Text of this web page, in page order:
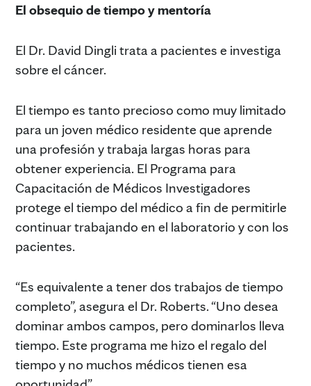
El obsequio de tiempo y mentoría
El Dr. David Dingli trata a pacientes e investiga
sobre el cáncer.
El tiempo es tanto precioso como muy limitado
para un joven médico residente que aprende
una profesión y trabaja largas horas para
obtener experiencia. El Programa para
Capacitación de Médicos Investigadores
protege el tiempo del médico a fin de permitirle
continuar trabajando en el laboratorio y con los
pacientes.
“Es equivalente a tener dos trabajos de tiempo
completo”, asegura el Dr. Roberts. “Uno desea
dominar ambos campos, pero dominarlos lleva
tiempo. Este programa me hizo el regalo del
tiempo y no muchos médicos tienen esa